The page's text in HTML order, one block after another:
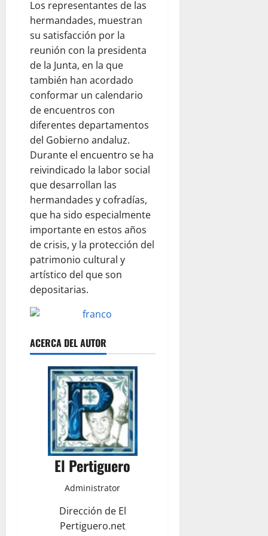
Los representantes de las
hermandades, muestran
su satisfacción por la
reunión con la presidenta
de la Junta, en la que
también han acordado
conformar un calendario
de encuentros con
diferentes departamentos
del Gobierno andaluz.
Durante el encuentro se ha
reivindicado la labor social
que desarrollan las
hermandades y cofradías,
que ha sido especialmente
importante en estos años
de crisis, y la protección del
patrimonio cultural y
artístico del que son
depositarias.
ACERCA DEL AUTOR
El Pertiguero
Administrator
Dirección de El
Pertiguero.net